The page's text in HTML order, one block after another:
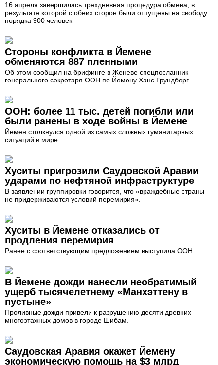
16 апреля завершилась трехдневная процедура обмена, в
результате которой с обеих сторон были отпущены на свободу
порядка 900 человек.
Стороны конфликта в Йемене
обменяются 887 пленными
Об этом сообщил на брифинге в Женеве спецпосланник
генерального секретаря ООН по Йемену Ханс Грундберг.
ООН: более 11 тыс. детей погибли или
были ранены в ходе войны в Йемене
Йемен столкнулся одной из самых сложных гуманитарных
ситуаций в мире.
Хуситы пригрозили Саудовской Аравии
ударами по нефтяной инфраструктуре
В заявлении группировки говорится, что «враждебные страны
не придерживаются условий перемирия».
Хуситы в Йемене отказались от
продления перемирия
Ранее с соответствующим предложением выступила ООН.
В Йемене дожди нанесли необратимый
ущерб тысячелетнему «Манхэттену в
пустыне»
Проливные дожди привели к разрушению десяти древних
многоэтажных домов в городе Шибам.
Саудовская Аравия окажет Йемену
экономическую помощь на $3 млрд